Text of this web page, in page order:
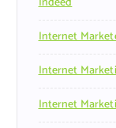
Internet
Internet
Internet